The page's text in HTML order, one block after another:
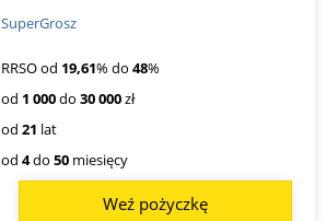
SuperGrosz
RRSO od 19,61% do 48%
od 1 000do 30 000zł
od 21 lat
od 4do 50 miesięcy
Weź pożyczkę